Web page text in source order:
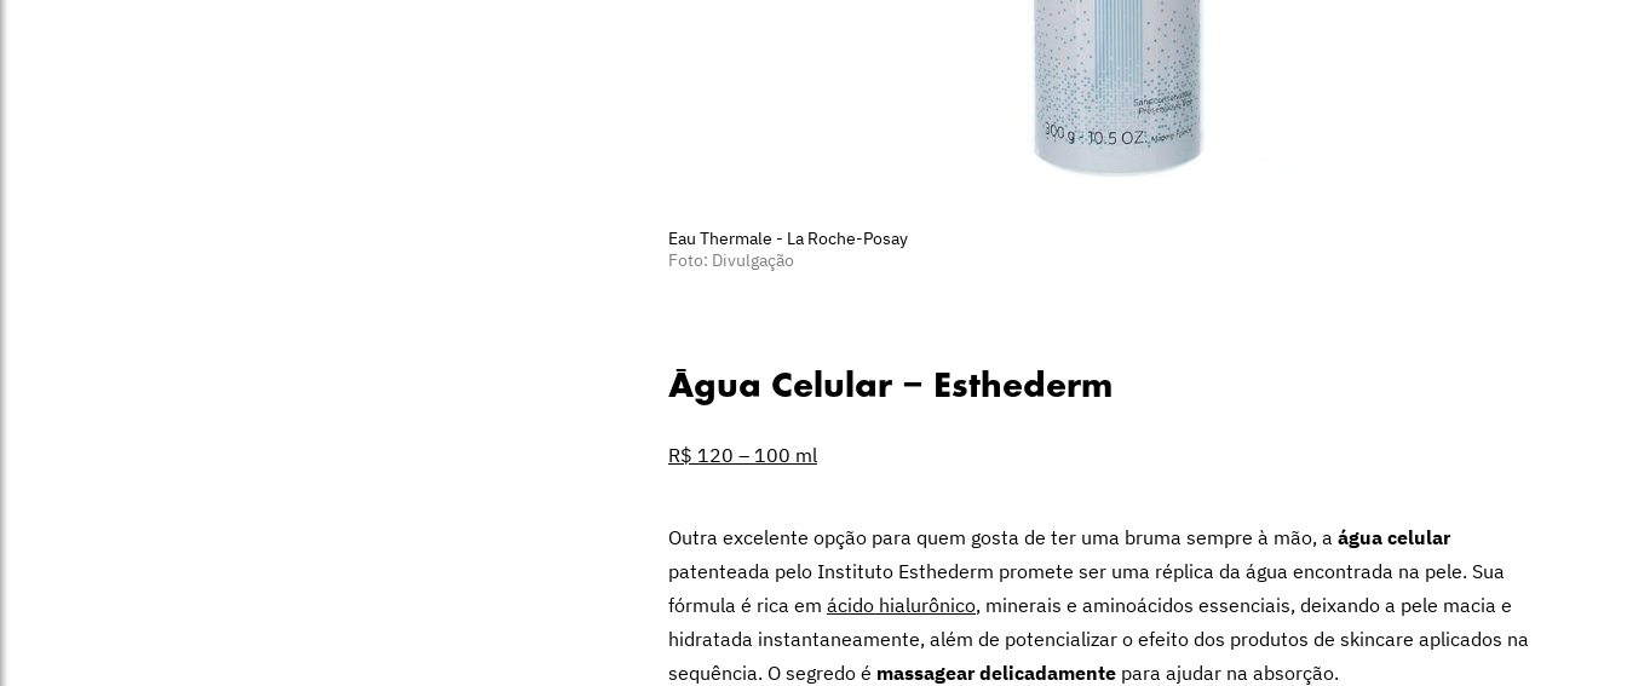
Eau Thermale - La Roche-Posay
Foto: Divulgação
Água Celular – Esthederm
R$ 120 – 100 ml
Outra excelente opção para quem gosta de ter uma bruma sempre à mão, a água celular
patenteada pelo Instituto Esthederm promete ser uma réplica da água encontrada na pele. Sua
fórmula é rica em ácido hialurônico, minerais e aminoácidos essenciais, deixando a pele macia e
hidratada instantaneamente, além de potencializar o efeito dos produtos de skincare aplicados na
sequência. O segredo é massagear delicadamente para ajudar na absorção.